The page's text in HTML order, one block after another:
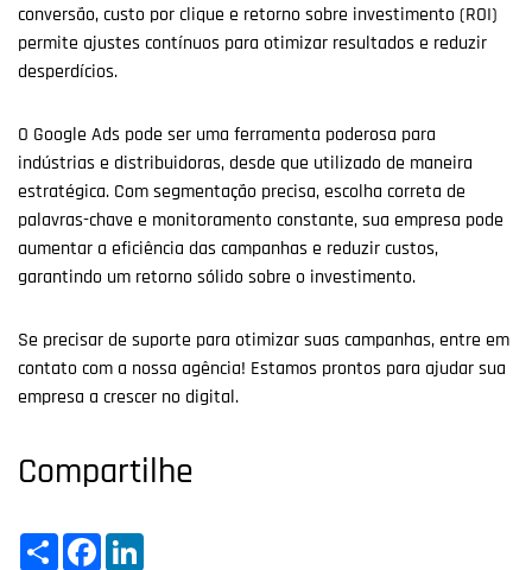
conversão, custo por clique e retorno sobre investimento (ROI)
permite ajustes contínuos para otimizar resultados e reduzir
desperdícios.
O Google Ads pode ser uma ferramenta poderosa para
indústrias e distribuidoras, desde que utilizado de maneira
estratégica. Com segmentação precisa, escolha correta de
palavras-chave e monitoramento constante, sua empresa pode
aumentar a eficiência das campanhas e reduzir custos,
garantindo um retorno sólido sobre o investimento.
Se precisar de suporte para otimizar suas campanhas, entre em
contato com a nossa agência! Estamos prontos para ajudar sua
empresa a crescer no digital.
Compartilhe
ShareFacebook